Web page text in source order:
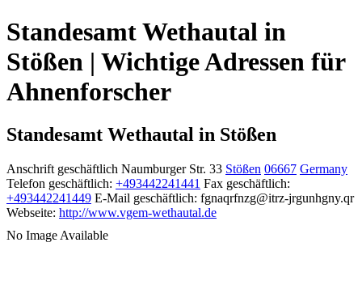
Standesamt Wethautal in
Stößen | Wichtige Adressen für
Ahnenforscher
Standesamt Wethautal in Stößen
Anschrift geschäftlich Naumburger Str. 33 Stößen 06667 Germany
Telefon geschäftlich: +493442241441 Fax geschäftlich:
+493442241449 E-Mail geschäftlich: fgnaqrfnzg@itrz-jrgunhgny.qr
Webseite: http://www.vgem-wethautal.de
No Image Available